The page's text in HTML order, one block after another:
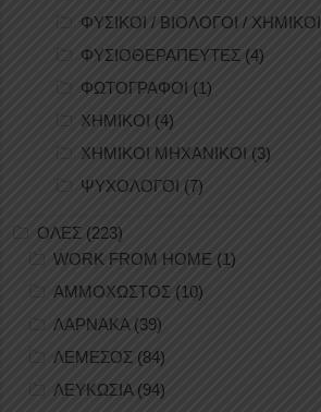
ΦΥΣΙΚΟΙ / ΒΙΟΛΟΓΟΙ / ΧΗΜΙΚΟΙ
ΦΥΣΙΟΘΕΡΑΠΕΥΤΕΣ (4)
ΦΩΤΟΓΡΑΦΟΙ (1)
ΧΗΜΙΚΟΙ (4)
ΧΗΜΙΚΟΙ ΜΗΧΑΝΙΚΟΙ (3)
ΨΥΧΟΛΟΓΟΙ (7)
ΟΛΕΣ (223)
WORK FROM HOME (1)
ΑΜΜΟΧΩΣΤΟΣ (10)
ΛΑΡΝΑΚΑ (39)
ΛΕΜΕΣΟΣ (84)
ΛΕΥΚΩΣΙΑ(94)